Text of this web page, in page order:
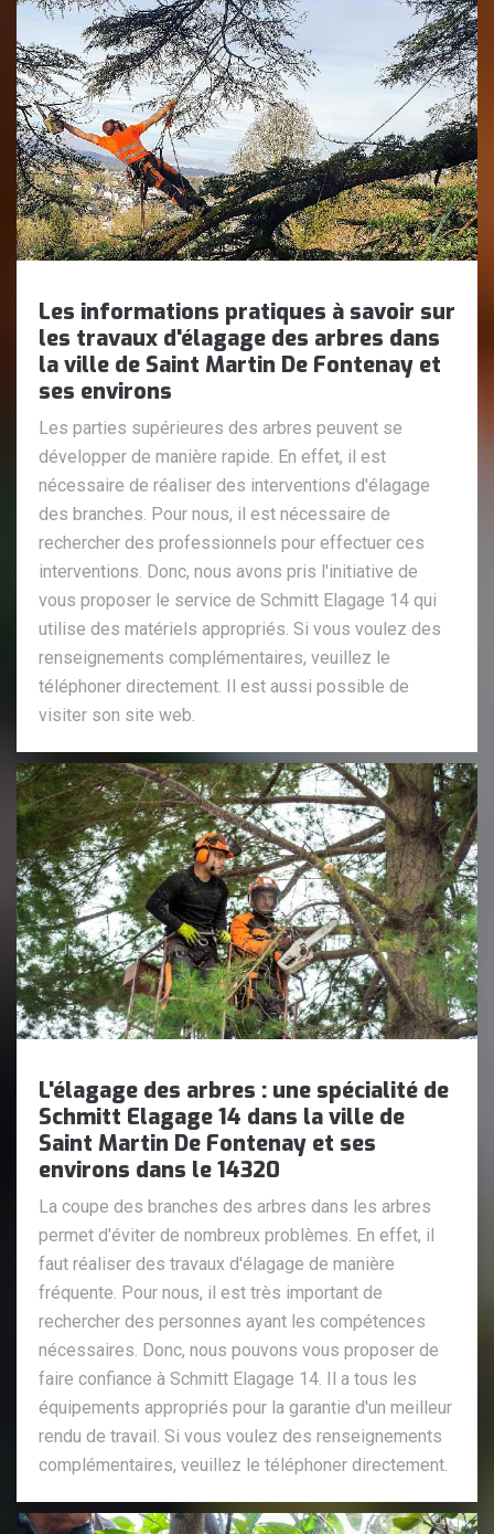
Les informations pratiques à savoir sur
les travaux d'élagage des arbres dans
la ville de Saint Martin De Fontenay et
ses environs
Les parties supérieures des arbres peuvent se
développer de manière rapide. En effet, il est
nécessaire de réaliser des interventions d'élagage
des branches. Pour nous, il est nécessaire de
rechercher des professionnels pour effectuer ces
interventions. Donc, nous avons pris l'initiative de
vous proposer le service de Schmitt Elagage 14 qui
utilise des matériels appropriés. Si vous voulez des
renseignements complémentaires, veuillez le
téléphoner directement. Il est aussi possible de
visiter son site web.
L'élagage des arbres : une spécialité de
Schmitt Elagage 14 dans la ville de
Saint Martin De Fontenay et ses
environs dans le 14320
La coupe des branches des arbres dans les arbres
permet d'éviter de nombreux problèmes. En effet, il
faut réaliser des travaux d'élagage de manière
fréquente. Pour nous, il est très important de
rechercher des personnes ayant les compétences
nécessaires. Donc, nous pouvons vous proposer de
faire confiance à Schmitt Elagage 14. Il a tous les
équipements appropriés pour la garantie d'un meilleur
rendu de travail. Si vous voulez des renseignements
complémentaires, veuillez le téléphoner directement.